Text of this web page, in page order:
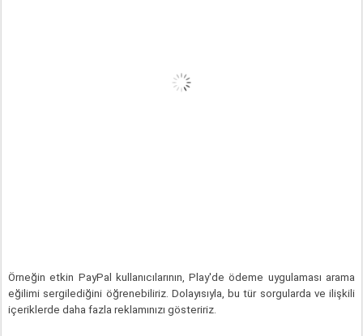
Örneğin etkin PayPal kullanıcılarının, Play'de ödeme uygulaması arama
eğilimi sergilediğini öğrenebiliriz. Dolayısıyla, bu tür sorgularda ve ilişkili
içeriklerde daha fazla reklamınızı gösteririz.